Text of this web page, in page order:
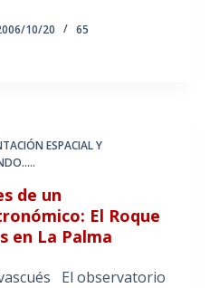
10/20
65
ESPACIAL Y
de un
El Roque
en La Palma
El observatorio